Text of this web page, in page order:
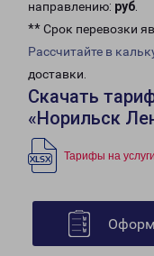
направлению: руб.
** Срок перевозки
Рассчитайте в
доставки.
Скачать
«Норильск
Тарифы на